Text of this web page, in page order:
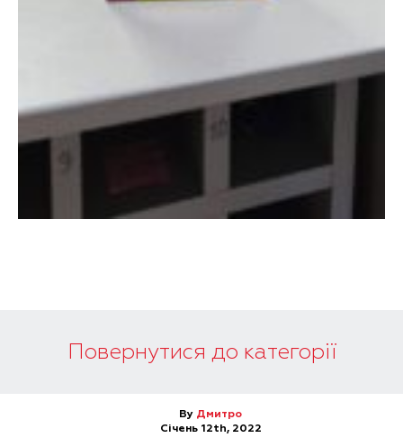
Повернутися до категорії
By Дмитро
Січень 12th, 2022